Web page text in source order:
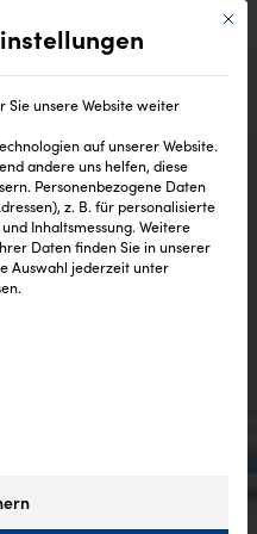
Mit
Sie unsere Website weiter
auf unserer Website.
andere uns helfen, diese
Personenbezogene Daten
z. B. für personalisierte
Inhaltsmessung. Weitere
Daten finden Sie in unserer
Auswahl jederzeit unter
Gruppen, für die eine